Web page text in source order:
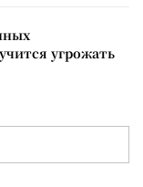
угрожать